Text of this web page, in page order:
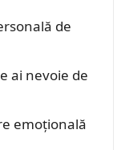
de
ai nevoie de
emoțională